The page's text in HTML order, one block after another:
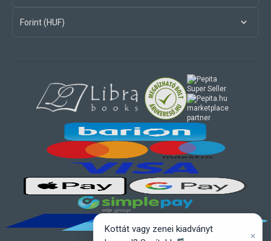
Forint (HUF)
marketplace
partner
Kottát vagy zenei kiadványt
×